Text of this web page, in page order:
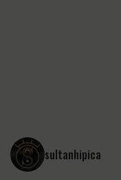
sultanhipica